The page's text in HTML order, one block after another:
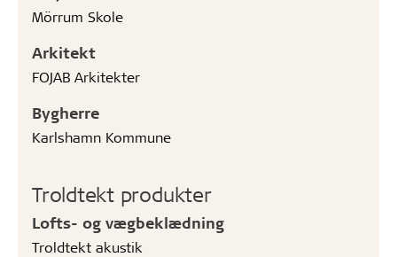
Mörrum Skole
Arkitekt
FOJAB Arkitekter
Bygherre
Karlshamn Kommune
Troldtekt produkter
Lofts- og vægbeklædning
Troldtekt akustik